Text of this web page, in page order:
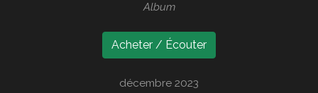
Album
Acheter / Écouter
décembre 2023